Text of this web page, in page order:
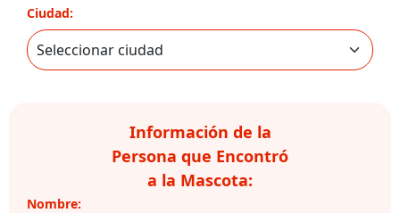
Ciudad:
Información de la
Persona que Encontró
a la Mascota:
Nombre: